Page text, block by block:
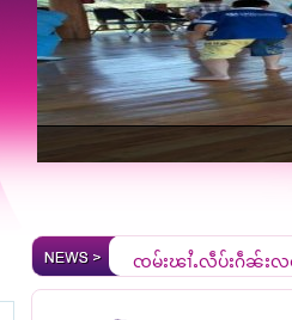
ၸုမ်းၾၢႆႇလဵပ်ႈႁဵၼ်း